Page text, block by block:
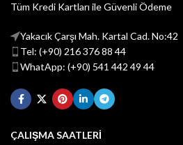
Tüm Kredi Kartları ile Güvenli Ödeme
Yakacık Çarşı Mah. Kartal Cad. No:42
Tel: (+90) 216 376 88 44
WhatApp: (+90) 541 442 49 44
ÇALIŞMA SAATLERİ